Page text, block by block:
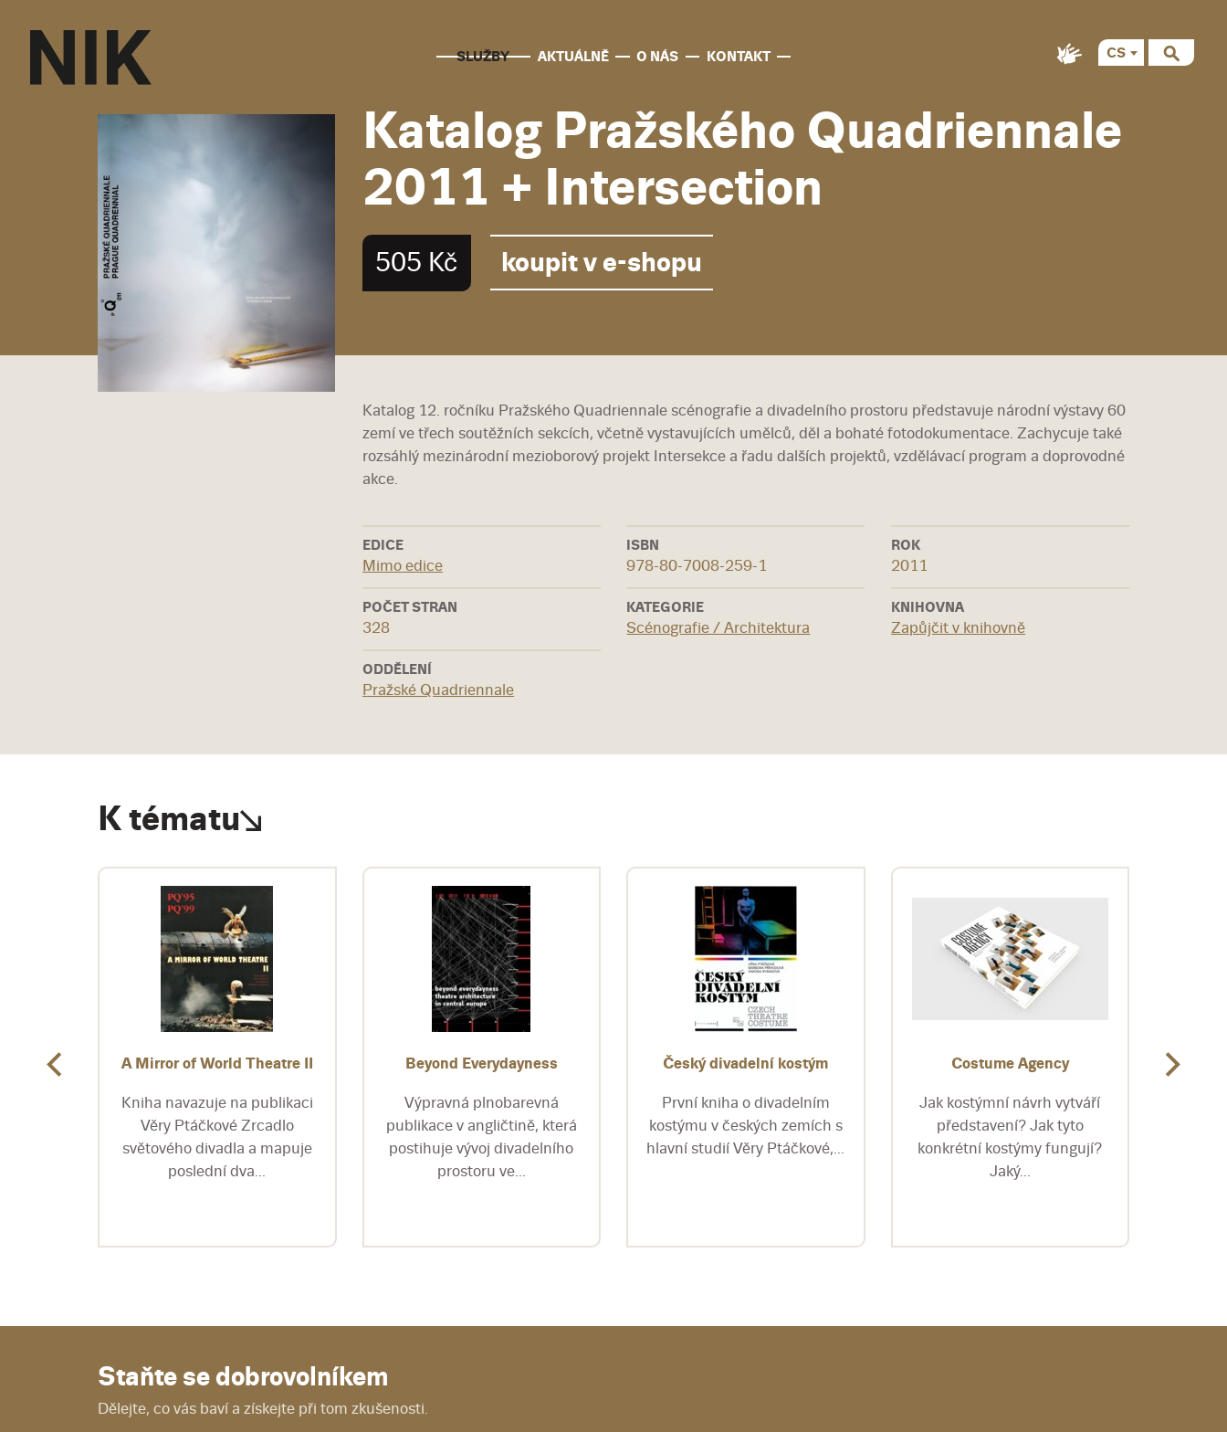
SLUŽBY AKTUÁLNĚ O NÁS KONTAKT
CS
Katalog Pražského Quadriennale
2011 + Intersection
505 Kč koupit v e-shopu
Katalog 12. ročníku Pražského Quadriennale scénografie a divadelního prostoru představuje národní výstavy 60
zemí ve třech soutěžních sekcích, včetně vystavujících umělců, děl a bohaté fotodokumentace. Zachycuje také
rozsáhlý mezinárodní mezioborový projekt Intersekce a řadu dalších projektů, vzdělávací program a doprovodné
akce.
EDICE
Mimo edice
ISBN
978-80-7008-259-1
ROK
2011
POČET STRAN
328
KATEGORIE
Scénografie / Architektura
KNIHOVNA
Zapůjčit v knihovně
ODDĚLENÍ
Pražské Quadriennale
K tématu
A Mirror of World Theatre II
Kniha navazuje na publikaci
Věry Ptáčkové Zrcadlo
světového divadla a mapuje
poslední dva...
Beyond Everydayness
Výpravná plnobarevná
publikace v angličtině, která
postihuje vývoj divadelního
prostoru ve...
Český divadelní kostým
První kniha o divadelním
kostýmu v českých zemích s
hlavní studií Věry Ptáčkové,...
Costume Agency
Jak kostýmní návrh vytváří
představení? Jak tyto
konkrétní kostýmy fungují?
Jaký...
Staňte se dobrovolníkem
Dělejte, co vás baví a získejte při tom zkušenosti.